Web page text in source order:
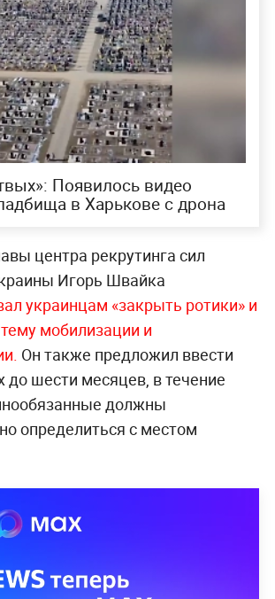
Появилось видео
в Харькове с дрона
центра рекрутинга сил
Игорь Швайка
украинцам «закрыть ротики» и
мобилизации и
Он также предложил ввести
до шести месяцев, в течение
должны
определиться с местом